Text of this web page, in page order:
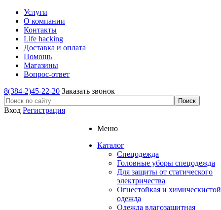
Услуги
О компании
Контакты
Life hacking
Доставка и оплата
Помощь
Магазины
Вопрос-ответ
8(384-2)45-22-20 Заказать звонок
Вход Регистрация
Меню
Каталог
Спецодежда
Головные уборы спецодежда
Для защиты от статического
электричества
Огнестойкая и
одежда
Одежда влагозащитная